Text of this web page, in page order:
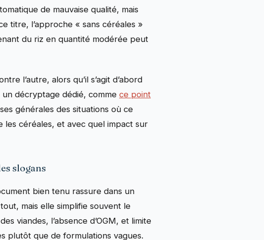
de mauvaise qualité, mais
titre, l’approche « sans céréales »
du riz en quantité modérée peut
l’autre, alors qu’il s’agit d’abord
décryptage dédié, comme ce point
générales des situations où ce
les céréales, et avec quel impact sur
slogans
bien tenu rassure dans un
mais elle simplifie souvent le
viandes, l’absence d’OGM, et limite
plutôt que de formulations vagues.